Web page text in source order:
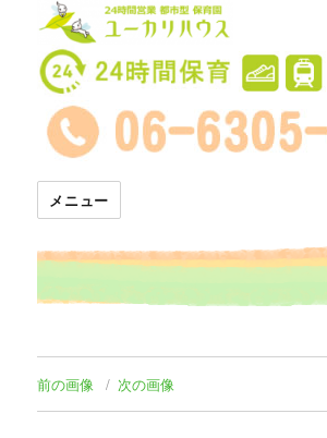
24時間託児所 ユーカリ
メニュー
前の画像 次の画像